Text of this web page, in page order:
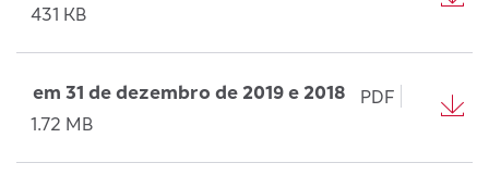
431 KB
em 31 de dezembro de 2019 e 2018
PDF
1.72 MB